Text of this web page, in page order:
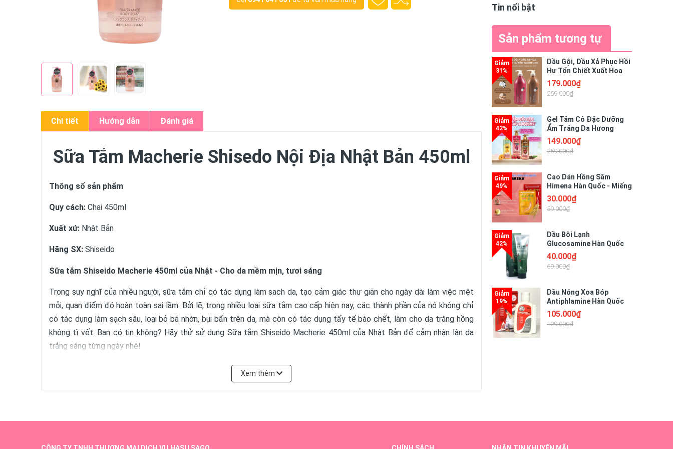
Chi tiết Hướng dẫn Đánh giá
Sữa Tắm Macherie Shisedo Nội Địa Nhật Bản 450ml
Thông số sản phẩm
Quy cách: Chai 450ml
Xuất xứ: Nhật Bản
Hãng SX: Shiseido
Sữa tắm Shiseido Macherie 450ml của Nhật - Cho da mềm mịn, tươi sáng
Trong suy nghĩ của nhiều người, sữa tắm chỉ có tác dụng làm sach da, tạo cảm giác thư giãn cho ngày dài làm việc mệt
mỏi, quan điểm đó hoàn toàn sai lầm. Bởi lẽ, trong nhiều loại sữa tắm cao cấp hiện nay, các thành phần của nó không chỉ
có tác dụng làm sạch sâu, loại bỏ bã nhờn, bụi bẩn trên da, mà còn có tác dụng tẩy tế bào chết, làm cho da trắng hồng
không tì vết. Bạn có tin không? Hãy thử sử dụng Sữa tắm Shiseido Macherie 450ml của Nhật Bản để cảm nhận làn da
trắng sáng từng ngày nhé!
là sản phẩm mới cao cấp của thương hiệu Shiseido nổi tiếng Nhật Bản. Với thành phần chính là
tinh dầu chiết xuất từ các thành phần thiên nhiên, giúp làm sạch sâu, dưỡng ẩm, tẩy tế bào chết trên da và làm cho da
Xem thêm
Tin nổi bật
Sản phẩm tương tự
Dầu Gội, Dầu Xả Phục Hồi
Hư Tổn Chiết Xuất Hoa
Trà Salon Link Amino
1000ml
179.000₫
259.000₫
Gel Tắm Cô Đặc Dưỡng
Ẩm Trắng Da Hương
Nước Hoa A Bonne’ 450ml
149.000₫
259.000₫
Cao Dán Hồng Sâm
Himena Hàn Quốc - Miếng
Giảm Đau Nhứt Xương
Khớp
30.000₫
59.000₫
Dầu Bôi Lạnh
Glucosamine Hàn Quốc
150ml Giảm Đau Hiệu Quả
40.000₫
69.000₫
Dầu Nóng Xoa Bóp
Antiphlamine Hàn Quốc
Giảm Đau Nhức Khớp
100ML
105.000₫
129.000₫